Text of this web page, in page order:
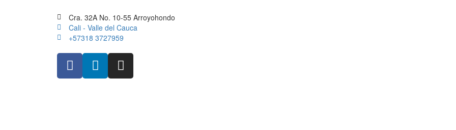
Cra. 32A No. 10-55 Arroyohondo
Cali - Valle del Cauca
+57318 3727959